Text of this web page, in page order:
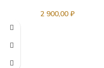
2 900,00 ₽